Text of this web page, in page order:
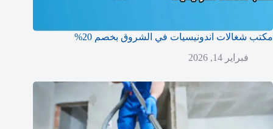
مكتب شغالات اندونيسيات في الشروق بخصم 20%
فبراير 14, 2026